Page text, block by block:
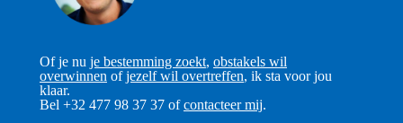
Of je nu je bestemming zoekt, obstakels wil
overwinnen ofjezelf wil overtreffen, ik sta voor jou
klaar.
Bel +32 477 98 37 37 ofcontacteer mij.